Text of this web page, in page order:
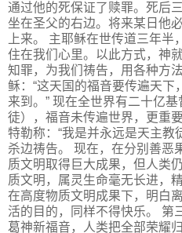
通过他的死保证了赎罪。死后
坐在圣父的右边。将来某日他
上来。 主耶稣在世传道三年
住在我们心里。以此方式，神
知罪，为我们祷告，用各种方
稣：“这天国的福音要传遍天下
来到。” 现在全世界有二十亿
徒），福音未传遍世界，更重
特勒称：“我是并永远是天主教
杀边祷告。 现在，在分别善恶
质文明取得巨大成果，但人类
质文明，属灵生命毫无长进，
在高度物质文明成果下，明白
活的目的，同样不得快乐。 第
葛神新福音，人类把全部荣耀